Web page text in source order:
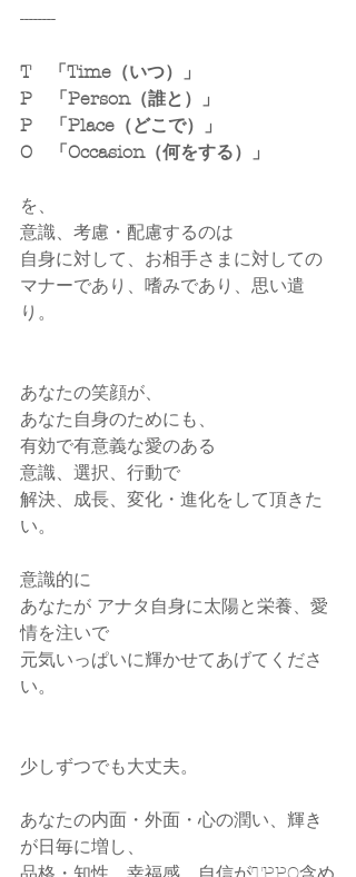
--------
T　「Time（いつ）」
P　「Person（誰と）」
P　「Place（どこで）」
O　「Occasion（何をする）」
を、
意識、考慮・配慮するのは
自身に対して、お相手さまに対しての
マナーであり、嗜みであり、思い遣
り。
あなたの笑顔が、
あなた自身のためにも、
有効で有意義な愛のある
意識、選択、行動で
解決、成長、変化・進化をして頂きた
い。
意識的に
あなたが アナタ自身に太陽と栄養、愛
情を注いで
元気いっぱいに輝かせてあげてくださ
い。
少しずつでも大丈夫。
あなたの内面・外面・心の潤い、輝き
が日毎に増し、